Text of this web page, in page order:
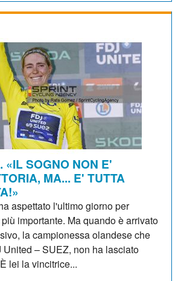
«IL SOGNO NON E'
MA... E' TUTTA
aspettato l'ultimo giorno per
importante. Ma quando è arrivato
la campionessa olandese che
United – SUEZ, non ha lasciato
lei la vincitrice...